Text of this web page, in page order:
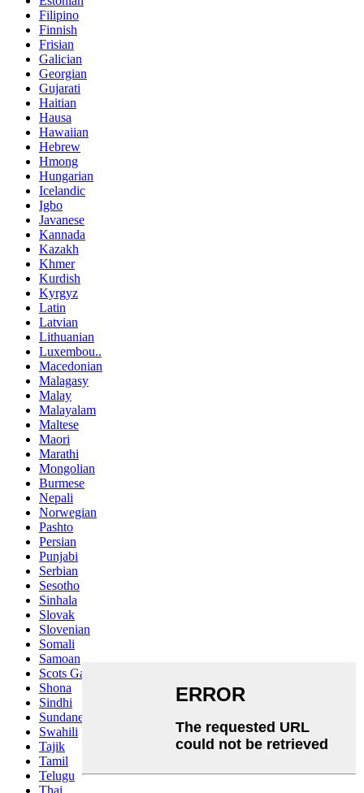
Filipino
Finnish
Frisian
Galician
Georgian
Gujarati
Haitian
Hausa
Hawaiian
Hebrew
Hmong
Hungarian
Icelandic
Igbo
Javanese
Kannada
Kazakh
Khmer
Kurdish
Kyrgyz
Latin
Latvian
Lithuanian
Luxembou..
Macedonian
Malagasy
Malay
Malayalam
Maltese
Maori
Marathi
Mongolian
Burmese
Nepali
Norwegian
Pashto
Persian
Punjabi
Serbian
Sesotho
Sinhala
Slovak
Slovenian
Somali
Samoan
Scots Gaelic
Shona
Sindhi
Sundanese
Swahili
Tajik
Tamil
Telugu
Thai